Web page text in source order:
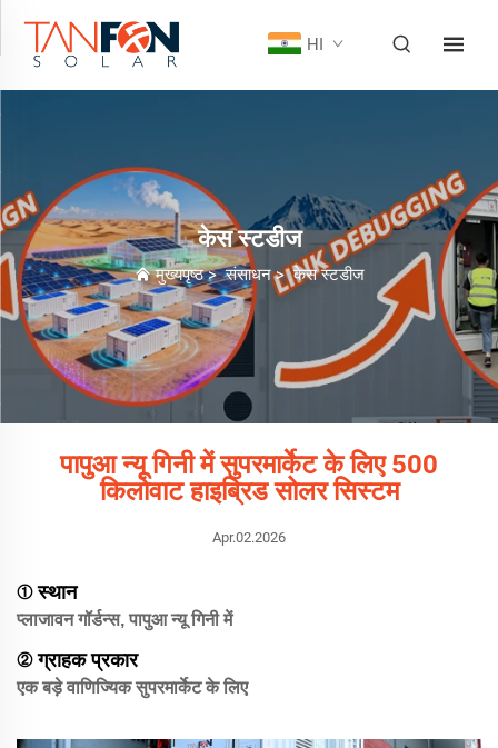
HI
केस स्टडीज
मुख्यपृष्ठ>संसाधन>केस स्टडीज
पापुआ न्यू गिनी में सुपरमार्केट के लिए 500
किलोवाट हाइब्रिड सोलर सिस्टम
Apr.02.2026
① स्थान
प्लाजावन गॉर्डन्स, पापुआ न्यू गिनी में
② ग्राहक प्रकार
एक बड़े वाणिज्यिक सुपरमार्केट के लिए